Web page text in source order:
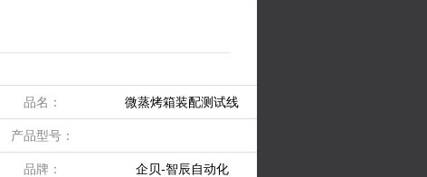
品名： 微蒸烤箱装配测试线
产品型号：
品牌： 企贝-智辰自动化